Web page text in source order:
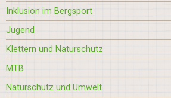
Inklusion im Bergsport
Jugend
Klettern und Naturschutz
MTB
Naturschutz und Umwelt